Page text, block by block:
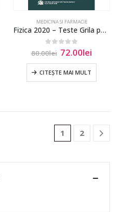
MEDICINA SI FARMACIE
Fizica 2020 – Teste Grila pentru admitere UMF Carol Davila
out of 5
80.00lei 72.00lei
CITEȘTE MAI MULT
1 2